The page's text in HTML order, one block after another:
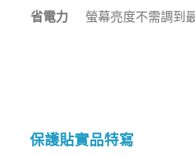
省電力
螢幕亮度不需調到
保護貼實品特寫